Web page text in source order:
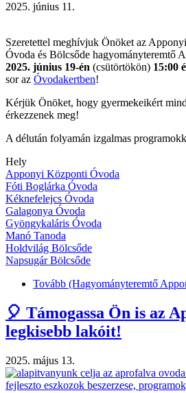
2025. június 11.
Szeretettel meghívjuk Önöket az
Óvoda és Bölcsőde hagyományteremtő
2025. június 19-én (csütörtökön) 15:00
sor az Óvodakertben!
Kérjük Önöket, hogy gyermekeikért
érkezzenek meg!
A délután folyamán izgalmas
Hely
Apponyi Központi Óvoda
Fóti Boglárka Óvoda
Kéknefelejcs Óvoda
Galagonya Óvoda
Gyöngykaláris Óvoda
Manó Tanoda
Holdvilág Bölcsőde
Napsugár Bölcsőde
Tovább (Hagyományteremtő
🎈 Támogassa Ön is az
legkisebb lakóit!
2025. május 13.